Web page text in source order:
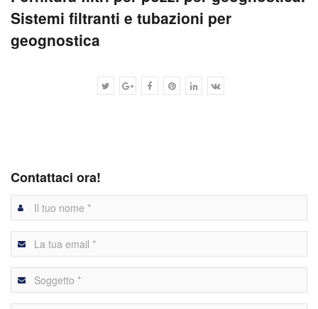
Sistemi filtranti e tubazioni per
geognostica
Contattaci ora!